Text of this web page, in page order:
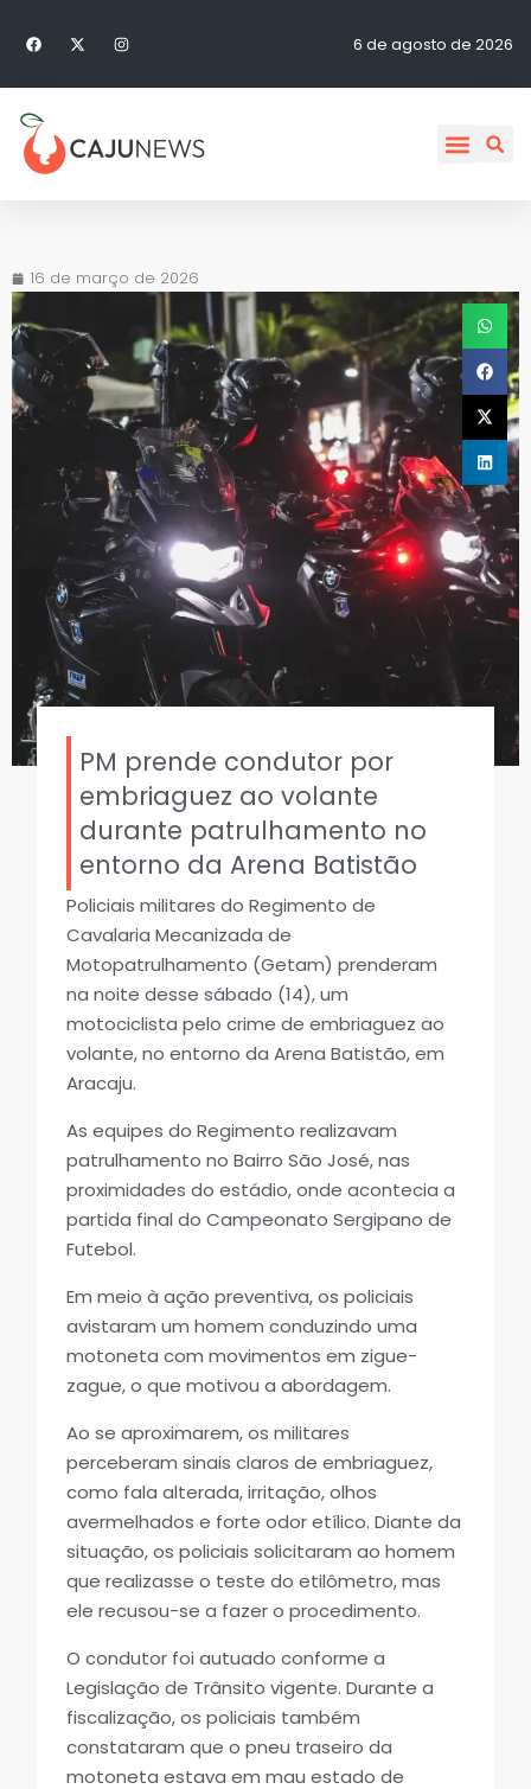
6 de agosto de 2026
16 de março de 2026
PM prende condutor por
embriaguez ao volante
durante patrulhamento no
entorno da Arena Batistão
Policiais militares do Regimento de
Cavalaria Mecanizada de
Motopatrulhamento (Getam) prenderam
na noite desse sábado (14), um
motociclista pelo crime de embriaguez ao
volante, no entorno da Arena Batistão, em
Aracaju.
As equipes do Regimento realizavam
patrulhamento no Bairro São José, nas
proximidades do estádio, onde acontecia a
partida final do Campeonato Sergipano de
Futebol.
Em meio à ação preventiva, os policiais
avistaram um homem conduzindo uma
motoneta com movimentos em zigue-
zague, o que motivou a abordagem.
Ao se aproximarem, os militares
perceberam sinais claros de embriaguez,
como fala alterada, irritação, olhos
avermelhados e forte odor etílico. Diante da
situação, os policiais solicitaram ao homem
que realizasse o teste do etilômetro, mas
ele recusou-se a fazer o procedimento.
O condutor foi autuado conforme a
Legislação de Trânsito vigente. Durante a
fiscalização, os policiais também
constataram que o pneu traseiro da
motoneta estava em mau estado de